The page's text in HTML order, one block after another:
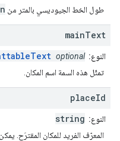
طول الخط الجيوديسي بالمتر من
mainText
النوع: optional
تمثّل هذه السمة اسم المكان.
placeId
النوع: string
المعرّف الفريد للمكان المقترَح.